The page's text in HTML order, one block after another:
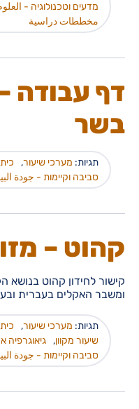
מדעים וטכנולוגיה -
مخططات دراسية
דף עבודה
בשר
תגיות: מערכי שיעור,
סביבה וקיימות - جودة
קהוט –
קישור לחידון קהוט בנושא
ומשבר האקלים בעברית
תגיות: מערכי שיעור,
שיעור מקוון, גיאוגרפיה
סביבה וקיימות - جودة